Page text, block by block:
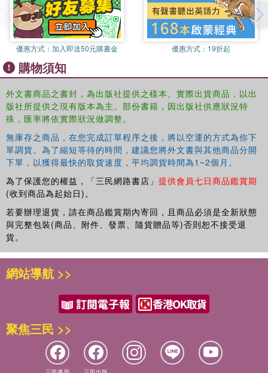
construction.
優惠方式： 加入即送50元購書金 優惠方式： 19折起
購物須知
外文書商品之書封，為出版社提供之樣本。實際出貨商品，以出
版社所提供之現有版本為主。部份書籍，因出版社供應狀況特
殊，匯率將依實際狀況做調整。
無庫存之商品，在您完成訂單程序之後，將以空運的方式為你下
單調貨。為了縮短等待的時間，建議您將外文書與其他商品分開
下單，以獲得最快的取貨速度，平均調貨時間為1~2個月。
為了保護您的權益，「三民網路書店」 提供會員七日商品鑑賞期
(收到商品為起始日)。
若要辦理退貨，請在商品鑑賞期內寄回，且商品必須是全新狀態
與完整包裝(商品、附件、發票、隨貨贈品等)否則恕不接受退
貨。
網站導航 >>
聚焦三民 >>